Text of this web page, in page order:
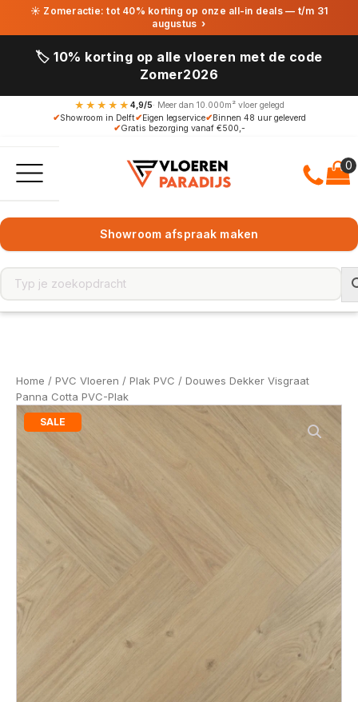
☀ Zomeractie: tot 40% korting op onze all-in deals — t/m 31
augustus ›
🏷️ 10% korting op alle vloeren met de code
Zomer2026
★★★★★ 4,9/5· Meer dan 10.000m² vloer gelegd
✔Showroom in Delft✔Eigen legservice✔Binnen 48 uur geleverd
✔Gratis bezorging vanaf €500,-
Showroom afspraak maken
Home / PVC Vloeren / Plak PVC / Douwes Dekker Visgraat
Panna Cotta PVC-Plak
SALE